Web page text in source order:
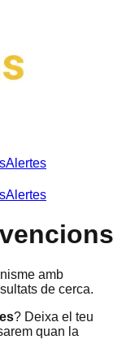
Alertes
Alertes
amb
de cerca.
? Deixa el teu
quan la